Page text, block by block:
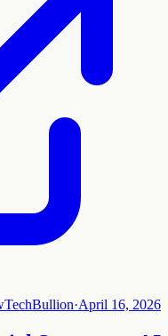
TechBullion·April 16, 2026